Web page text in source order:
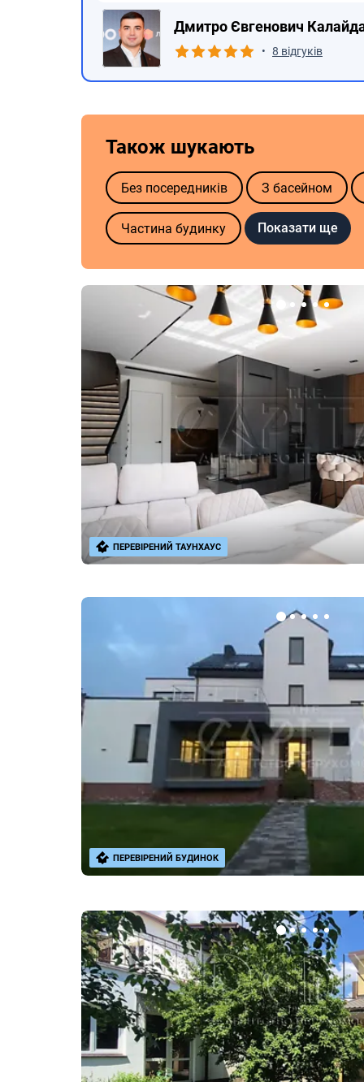
Дмитро Євгенович
• 8 відгуків
Також шукають
Без посередників З басейном
Частина будинку Показати ще
ПЕРЕВІРЕНИЙ ТАУНХАУС
ПЕРЕВІРЕНИЙ БУДИНОК